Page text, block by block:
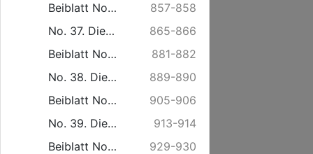
Beiblatt No. 36. Freitag den 5. September.
857-858
No. 37. Dienstag den 9. September.
865-866
Beiblatt No. 37. Freitag den 12. September.
881-882
No. 38. Dienstag den 16. September.
889-890
Beiblatt No. 38. Freitag den 19. September.
905-906
No. 39. Dienstag den 23. September.
913-914
Beiblatt No. 39. Freitag den 26. September.
929-930